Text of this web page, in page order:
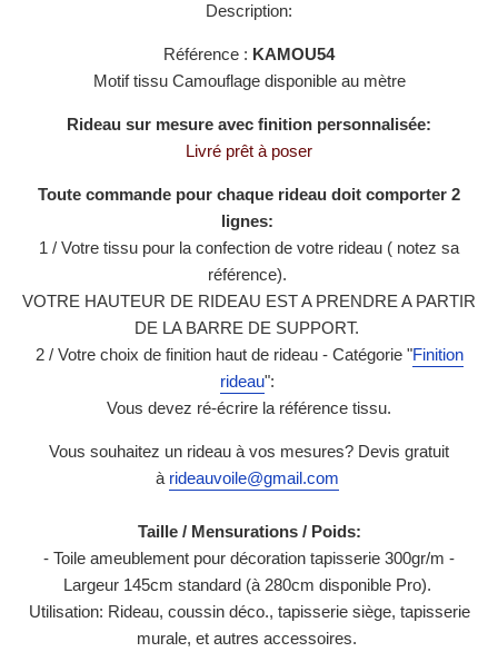
Description:
Référence : KAMOU54
Motif tissu Camouflage disponible au mètre
Rideau sur mesure avec finition personnalisée:
Livré prêt à poser
Toute commande pour chaque rideau doit comporter 2
lignes:
1 / Votre tissu pour la confection de votre rideau ( notez sa
référence).
VOTRE HAUTEUR DE RIDEAU EST A PRENDRE A PARTIR
DE LA BARRE DE SUPPORT.
2 / Votre choix de finition haut de rideau - Catégorie "Finition
rideau":
Vous devez ré-écrire la référence tissu.
Vous souhaitez un rideau à vos mesures? Devis gratuit
à rideauvoile@gmail.com
Taille / Mensurations / Poids:
- Toile ameublement pour décoration tapisserie 300gr/m -
Largeur 145cm standard (à 280cm disponible Pro).
Utilisation: Rideau, coussin déco., tapisserie siège, tapisserie
murale, et autres accessoires.